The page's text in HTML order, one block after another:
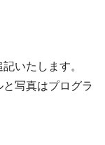
いたします。
と写真はプログラ